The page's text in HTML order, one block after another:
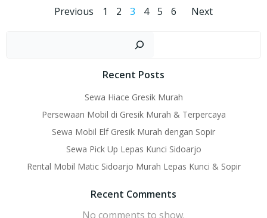
Posts
navigation
Previous
Posts
navigation
Page
1 Page
2 Page
3 Page
4 Page
5 Page
6
Posts
Next
Recent Posts
Sewa Hiace Gresik Murah
Persewaan Mobil di Gresik Murah & Terpercaya
Sewa Mobil Elf Gresik Murah dengan Sopir
Sewa Pick Up Lepas Kunci Sidoarjo
Rental Mobil Matic Sidoarjo Murah Lepas Kunci & Sopir
Recent Comments
No comments to show.